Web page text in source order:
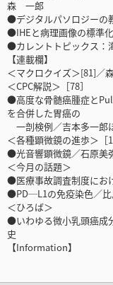
森 一郎
●デジタルパソロジーの
●IHEと病理画像の標準
●カレントトピックス：
【連載欄】
＜マクロクイズ＞[81]／
＜CPC解説＞［78］
●高度な骨髄癌腫症と
を合併した胃癌の
一剖検例／吉本多一郎
＜各種顕微鏡の進歩＞［
●光音響顕微鏡／石原美
＜今月の話題＞
●医療事故調査制度にお
●PD─L1の免疫染色／比
＜ひろば＞
●いわゆる微小乳頭癌
史
【Information】